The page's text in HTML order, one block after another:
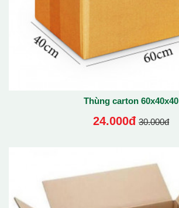
Thùng carton 60x40x40
24.000đ 30.000đ